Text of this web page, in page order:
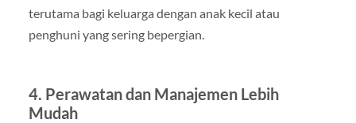
terutama bagi keluarga dengan anak kecil atau
penghuni yang sering bepergian.
4. Perawatan dan Manajemen Lebih
Mudah